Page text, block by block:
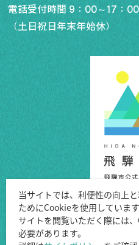
電話受付時間 9：00～17：00
（土日祝日年末年始休）
Copyright
当サイトでは、利便性の向上
ためにCookieを使用しています
サイトを閲覧いただく際には
必要があります。